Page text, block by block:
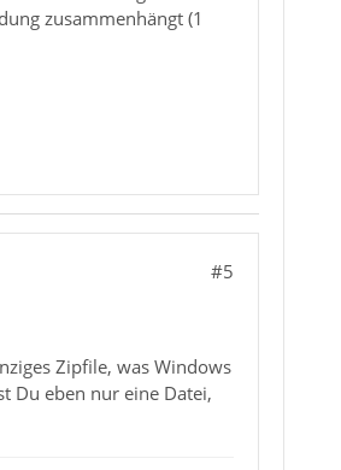
zusammenhängt (1
#5
Zipfile, was Windows
Du eben nur eine Datei,